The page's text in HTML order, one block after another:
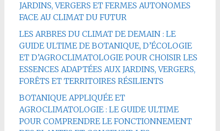
JARDINS, VERGERS ET FERMES AUTONOMES
FACE AU CLIMAT DU FUTUR
LES ARBRES DU CLIMAT DE DEMAIN : LE
GUIDE ULTIME DE BOTANIQUE, D’ÉCOLOGIE
ET D’AGROCLIMATOLOGIE POUR CHOISIR LES
ESSENCES ADAPTÉES AUX JARDINS, VERGERS,
FORÊTS ET TERRITOIRES RÉSILIENTS
BOTANIQUE APPLIQUÉE ET
AGROCLIMATOLOGIE : LE GUIDE ULTIME
POUR COMPRENDRE LE FONCTIONNEMENT